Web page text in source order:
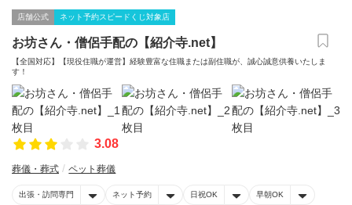
店舗公式 ネット予約スピードくじ対象店
お坊さん・僧侶手配の【紹介寺.net】
【全国対応】【現役住職が運営】経験豊富な住職または副住職が、誠心誠意供養いたしま
す！
3.08
葬儀・葬式 ペット葬儀
出張・訪問専門 ネット予約 日祝OK 早朝OK